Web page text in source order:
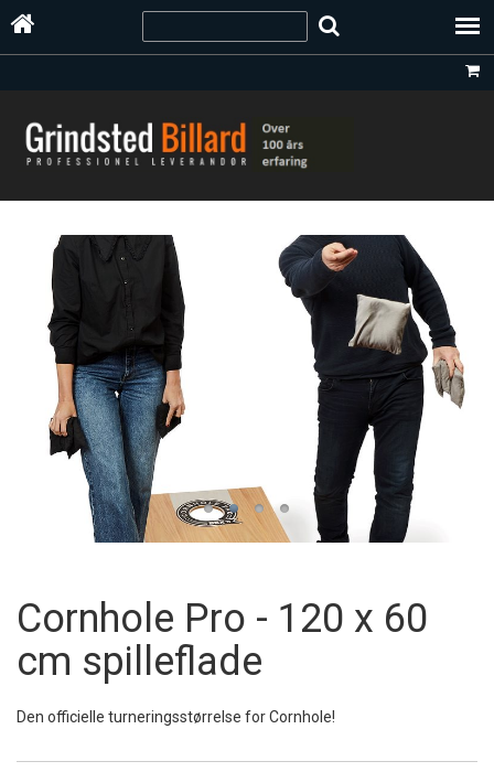
Cornhole Pro - 120 x 60
cm spilleflade
Den officielle turneringsstørrelse for Cornhole!